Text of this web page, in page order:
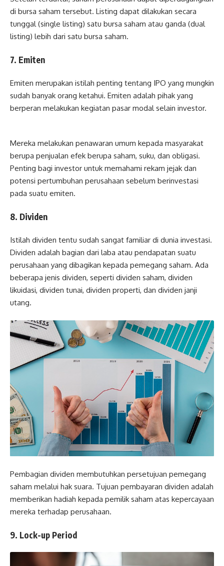
di bursa saham tersebut. Listing dapat dilakukan secara
tunggal (single listing) satu bursa saham atau ganda (dual
listing) lebih dari satu bursa saham.
7. Emiten
Emiten merupakan istilah penting tentang IPO yang mungkin
sudah banyak orang ketahui. Emiten adalah pihak yang
berperan melakukan kegiatan pasar modal selain investor.
Mereka melakukan penawaran umum kepada masyarakat
berupa penjualan efek berupa saham, suku, dan obligasi.
Penting bagi investor untuk memahami rekam jejak dan
potensi pertumbuhan perusahaan sebelum berinvestasi
pada suatu emiten.
8. Dividen
Istilah dividen tentu sudah sangat familiar di dunia investasi.
Dividen adalah bagian dari laba atau pendapatan suatu
perusahaan yang dibagikan kepada pemegang saham. Ada
beberapa jenis dividen, seperti dividen saham, dividen
likuidasi, dividen tunai, dividen properti, dan dividen janji
utang.
Pembagian dividen membutuhkan persetujuan pemegang
saham melalui hak suara. Tujuan pembayaran dividen adalah
memberikan hadiah kepada pemilik saham atas kepercayaan
mereka terhadap perusahaan.
9. Lock-up Period